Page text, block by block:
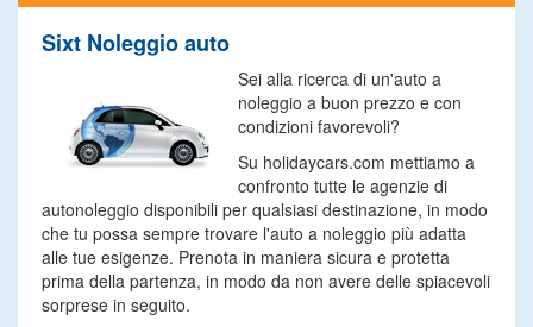
Sixt Noleggio auto
Sei alla ricerca di un'auto a
noleggio a buon prezzo e con
condizioni favorevoli?
Su holidaycars.com mettiamo a
confronto tutte le agenzie di
autonoleggio disponibili per qualsiasi destinazione, in modo
che tu possa sempre trovare l'auto a noleggio più adatta
alle tue esigenze. Prenota in maniera sicura e protetta
prima della partenza, in modo da non avere delle spiacevoli
sorprese in seguito.